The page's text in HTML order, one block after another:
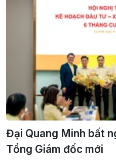
Đại Quang Minh bất
Tổng Giám đốc mới